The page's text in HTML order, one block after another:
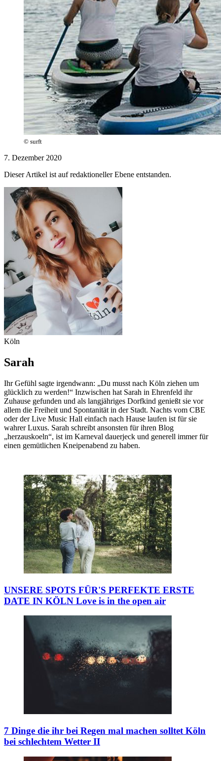
© surft
7. Dezember 2020
Dieser Artikel ist auf redaktioneller Ebene entstanden.
Köln
Sarah
Ihr Gefühl sagte irgendwann: „Du musst nach Köln ziehen um
glücklich zu werden!“ Inzwischen hat Sarah in Ehrenfeld ihr
Zuhause gefunden und als langjähriges Dorfkind genießt sie vor
allem die Freiheit und Spontanität in der Stadt. Nachts vom CBE
oder der Live Music Hall einfach nach Hause laufen ist für sie
wahrer Luxus. Sarah schreibt ansonsten für ihren Blog
„herzauskoeln“, ist im Karneval dauerjeck und generell immer für
einen gemütlichen Kneipenabend zu haben.
UNSERE SPOTS FÜR'S PERFEKTE ERSTE
DATE IN KÖLN Love is in the open air
7 Dinge die ihr bei Regen mal machen solltet Köln
bei schlechtem Wetter II